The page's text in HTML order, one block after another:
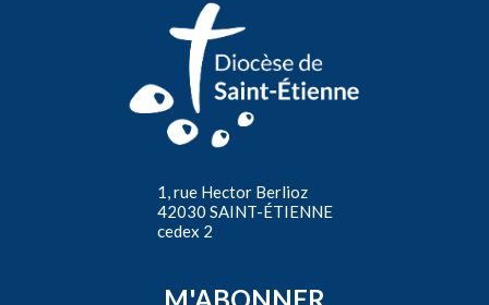
1, rue Hector Berlioz
42030 SAINT-ÉTIENNE
cedex 2